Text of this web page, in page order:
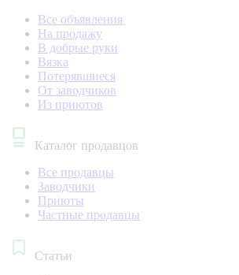
Все объявления
На продажу
В добрые руки
Вязка
Потерявшиеся
От заводчиков
Из приютов
Каталог продавцов
Все продавцы
Заводчики
Приюты
Частные продавцы
Статьи